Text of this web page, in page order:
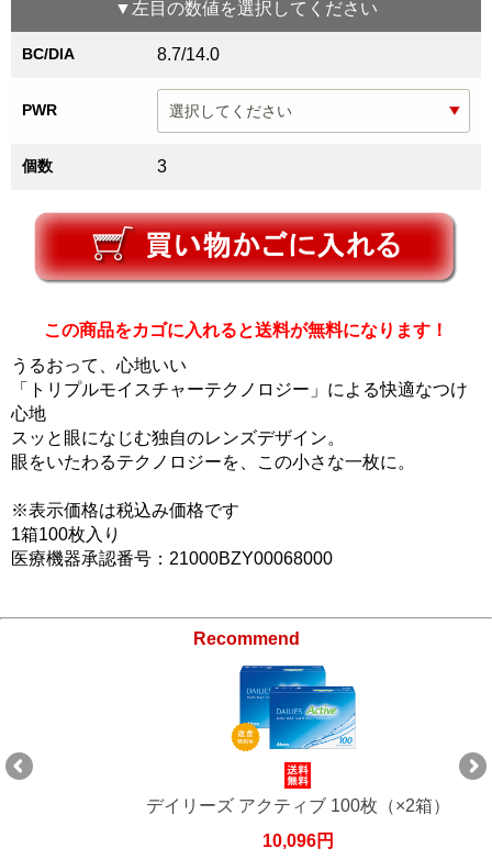
▼ 左目 の数値を選択してください
BC/DIA 8.7/14.0
PWR
個数 3
この商品をカゴに入れると送料が無料になります！
うるおって、心地いい
「トリプルモイスチャーテクノロジー」による快適なつけ
心地
スッと眼になじむ独自のレンズデザイン。
眼をいたわるテクノロジーを、この小さな一枚に。
※表示価格は税込み価格です
1箱100枚入り
医療機器承認番号：21000BZY00068000
Recommend
デイリーズ アクティブ 100枚（×2箱）
10,096円